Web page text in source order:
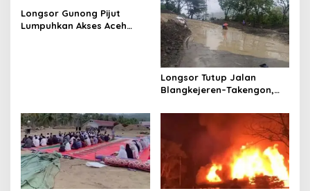
s
i
Longsor Gunong Pijut
Lumpuhkan Akses Aceh
Longsor Tutup Jalan
Blangkejeren–Takengon,